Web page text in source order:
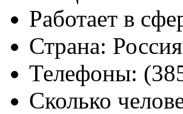
Работает в
Страна: Россия
Телефоны:
Сколько